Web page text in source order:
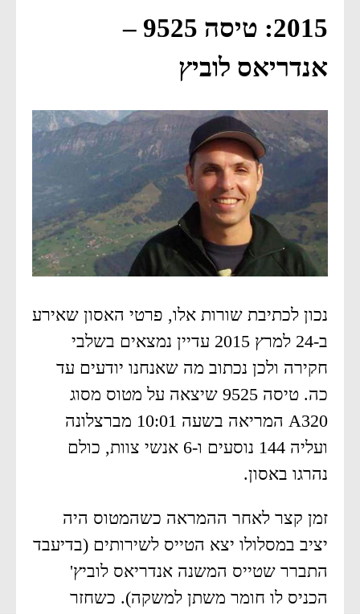
2015: טיסה 9525 –
אנדריאס לוביץ
נכון לכתיבת שורות אלו, פרטי האסון שאירע
ב-24 למרץ 2015 עדיין נמצאים בשלבי
חקירה ולכן נכתוב מה שאנחנו יודעים עד
כה. טיסה 9525 שיצאה על מטוס מסוג
A320 המריאה בשעה 10:01 מברצלונה
ועליה 144 נוסעים ו-6 אנשי צוות, כולם
נהרגו באסון.
זמן קצר לאחר ההמראה כשהמטוס היה
יציב במסלולו יצא הטייס לשירותים (בדיעבד
התברר שטייס המשנה אנדריאס לוביץ'
הכניס לו חומר משתן למשקה). כשחזר